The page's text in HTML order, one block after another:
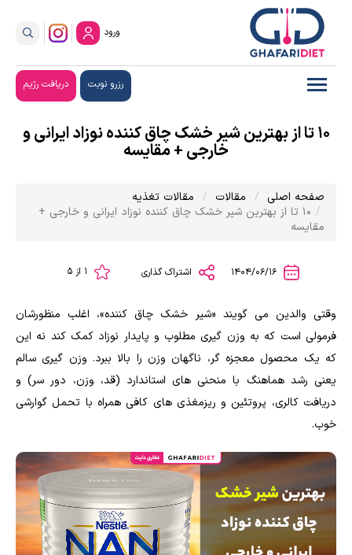
ورود
رزرو نوبت دریافت رژیم
10 تا از بهترین شیر خشک چاق کننده نوزاد ایرانی و
خارجی + مقایسه
صفحه اصلی مقالات
مقالات تغذیه
10 تا از بهترین شیر خشک چاق کننده نوزاد ایرانی و خارجی +
مقایسه
اشتراک گذاری
وقتی والدین می گویند «شیر خشک چاق کننده»، اغلب منظورشان
فرمولی است که به وزن گیری مطلوب و پایدار نوزاد کمک کند نه این
که یک محصول معجزه گر، ناگهان وزن را بالا ببرد. وزن گیری سالم
یعنی رشد هماهنگ با منحنی های استاندارد (قد، وزن، دور سر) و
دریافت کالری، پروتئین و ریزمغذی های کافی همراه با تحمل گوارشی
خوب.